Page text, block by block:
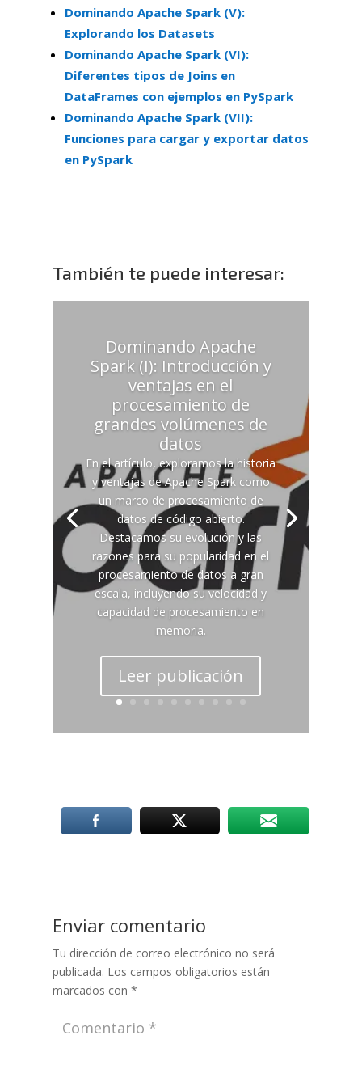
Dominando Apache Spark (V):
Explorando los Datasets
Dominando Apache Spark (VI):
Diferentes tipos de Joins en
DataFrames con ejemplos en PySpark
Dominando Apache Spark (VII):
Funciones para cargar y exportar datos
en PySpark
También te puede interesar:
Dominando Apache
Spark (I): Introducción y
ventajas en el
procesamiento de
grandes volúmenes de
datos
En el artículo, exploramos la historia
y ventajas de Apache Spark como
un marco de procesamiento de
datos de código abierto.
Destacamos su evolución y las
razones para su popularidad en el
procesamiento de datos a gran
escala, incluyendo su velocidad y
capacidad de procesamiento en
memoria.
Leer publicación
Enviar comentario
Tu dirección de correo electrónico no será
publicada. Los campos obligatorios están
marcados con *